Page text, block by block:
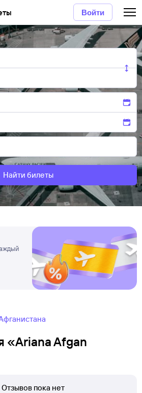
Войти
Найти билеты
«Ariana Afgan
Отзывов пока нет